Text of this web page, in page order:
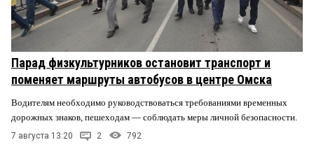
Парад физкультурников остановит транспорт и
поменяет маршруты автобусов в центре Омска
Водителям необходимо руководствоваться требованиями временных
дорожных знаков, пешеходам — соблюдать меры личной безопасности.
7 августа 13:20 2 792